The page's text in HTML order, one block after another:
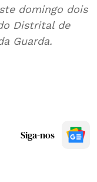
domingo dois
Distrital de
Guarda.
Siga-nos